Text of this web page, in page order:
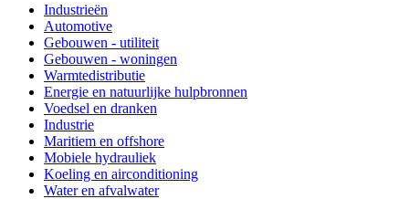
Industrieën
Automotive
Gebouwen - utiliteit
Gebouwen - woningen
Warmtedistributie
Energie en natuurlijke hulpbronnen
Voedsel en dranken
Industrie
Maritiem en offshore
Mobiele hydrauliek
Koeling en airconditioning
Water en afvalwater